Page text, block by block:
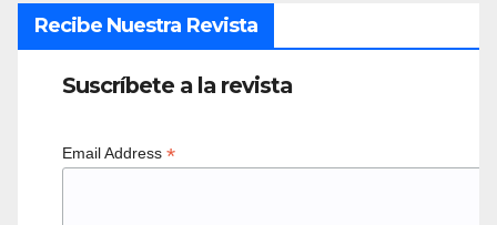
Recibe Nuestra Revista
Suscríbete a la revista
Email Address *